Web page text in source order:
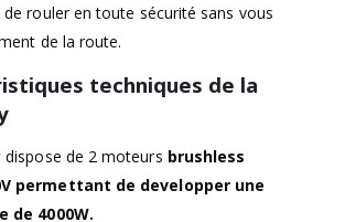
rouler en toute sécurité sans vous
de la route.
techniques de la
dispose de 2 moteurs brushless
permettant de developper une
de 4000W.